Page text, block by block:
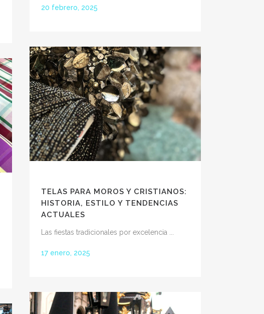
20 febrero, 2025
TELAS PARA MOROS Y CRISTIANOS:
HISTORIA, ESTILO Y TENDENCIAS
ACTUALES
Las fiestas tradicionales por excelencia ...
17 enero, 2025